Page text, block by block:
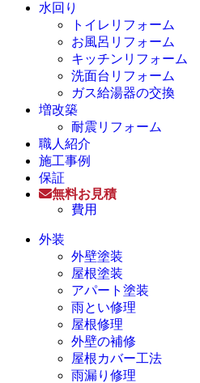
水回り
トイレリフォーム
お風呂リフォーム
キッチンリフォーム
洗面台リフォーム
ガス給湯器の交換
増改築
耐震リフォーム
職人紹介
施工事例
保証
無料お見積
費用
外装
外壁塗装
屋根塗装
アパート塗装
雨とい修理
屋根修理
外壁の補修
屋根カバー工法
雨漏り修理